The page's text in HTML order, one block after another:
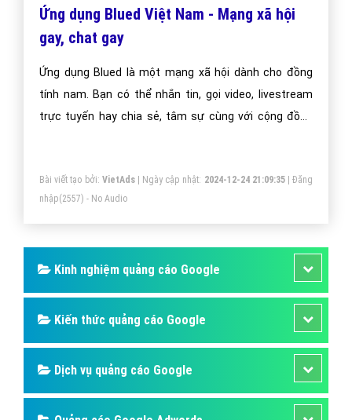
Ứng dụng Blued Việt Nam - Mạng xã hội
gay, chat gay
Ứng dụng Blued là một mạng xã hội dành cho đồng
tính nam. Bạn có thể nhắn tin, gọi video, livestream
trực tuyến hay chia sẻ, tâm sự cùng với cộng đồng
Bạn thì sao? Hãy tham gia, trải nghiệm và tìm một nữa
của mình nhé.
Bài viết tạo bởi: VietAds| Ngày cập nhật: 2024-12-24 21:09:35|Đăng
nhập(2557) - No Audio
Kinh nghiệm quảng cáo Google
Kiến thức quảng cáo Google
Dịch vụ quảng cáo Google